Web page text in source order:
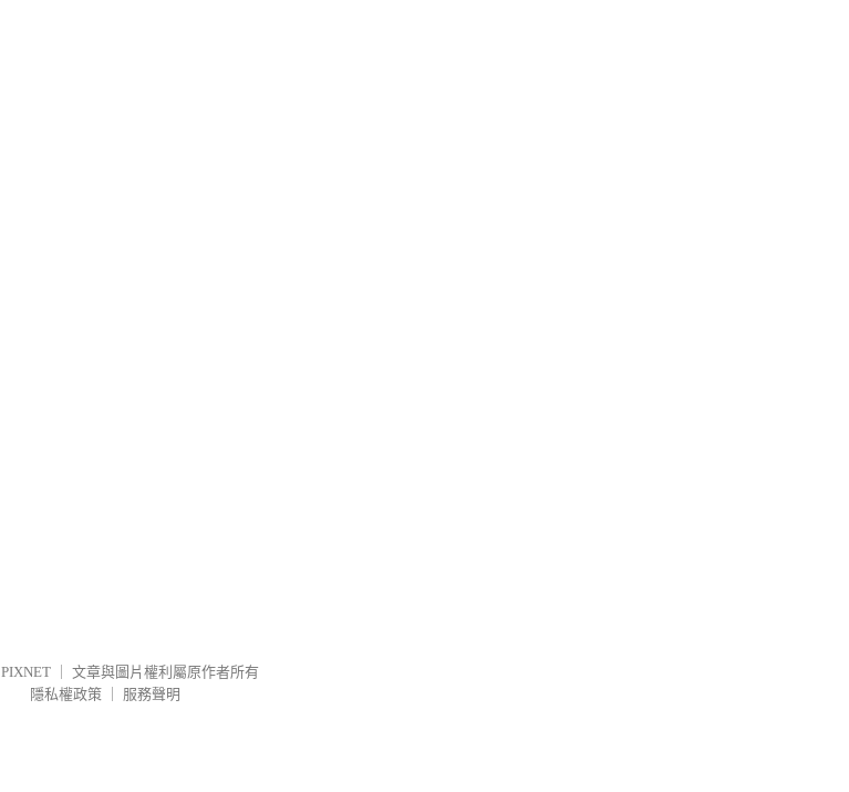
PIXNET
文章與圖片權利屬原作者所有
隱私權政策
服務聲明